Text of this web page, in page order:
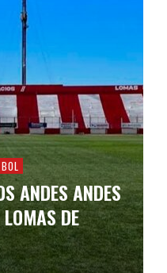
ANDES ANDES
DE